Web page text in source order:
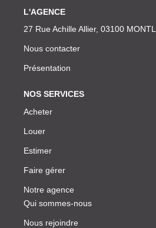
L'AGENCE
27 Rue Achille Allier, 03100
Nous contacter
Présentation
NOS SERVICES
Acheter
Louer
Estimer
Faire gérer
Notre agence
Qui sommes-nous
Nous rejoindre